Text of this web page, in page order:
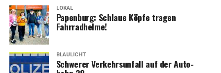
LOKAL
Papen­burg: Schlaue Köp­fe tra­gen
Fahrradhelme!
BLAULICHT
Schwe­rer Ver­kehrs­un­fall auf der Auto­